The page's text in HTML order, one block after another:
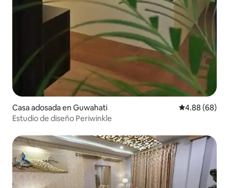
Casa adosada en Guwahati Calificación
4.88 (68)
Estudio de diseño Periwinkle